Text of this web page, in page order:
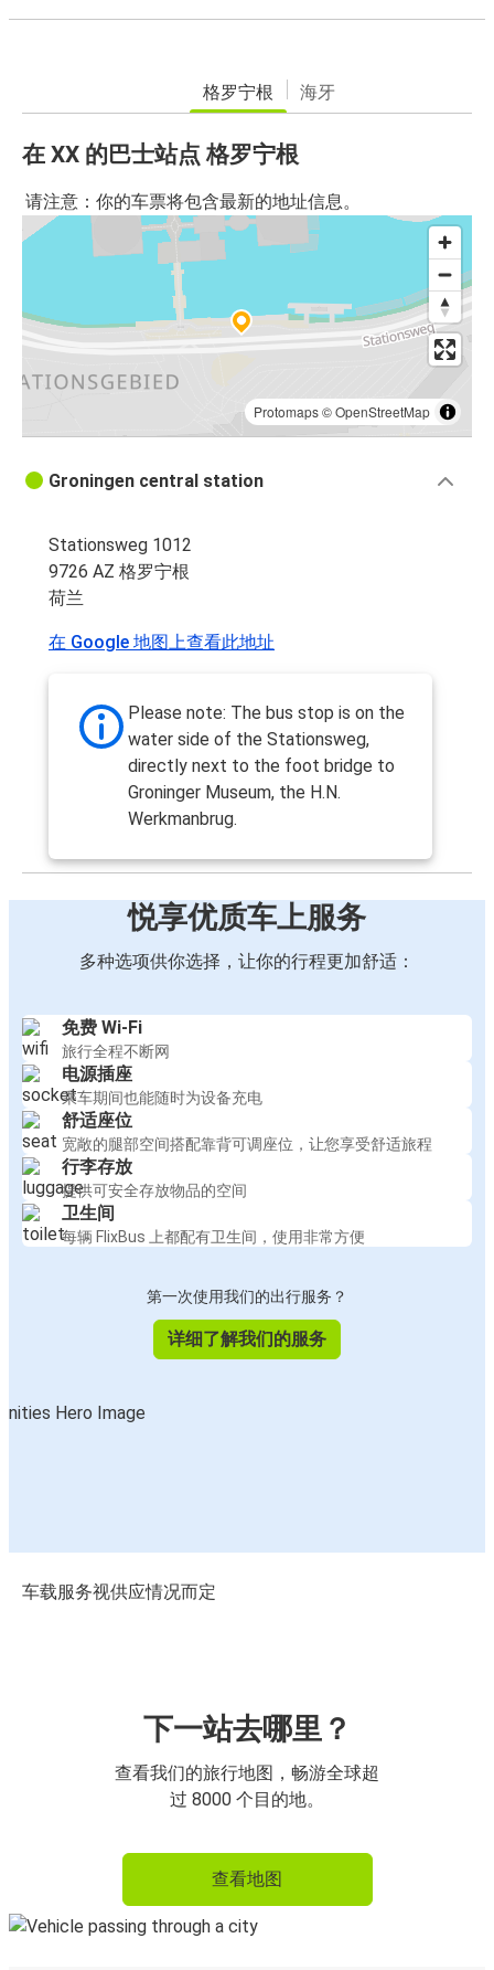
格罗宁根 海牙
在 XX 的巴士站点 格罗宁根
请注意：你的车票将包含最新的地址信息。
Protomaps©OpenStreetMap
Groningen central station
Stationsweg 1012
9726 AZ 格罗宁根
荷兰
在 Google 地图上查看此地址
Please note: The bus stop is on the
water side of the Stationsweg,
directly next to the foot bridge to
Groninger Museum, the H.N.
Werkmanbrug.
悦享优质车上服务
多种选项供你选择，让你的行程更加舒适：
免费 Wi-Fi
旅行全程不断网
电源插座
乘车期间也能随时为设备充电
舒适座位
宽敞的腿部空间搭配靠背可调座位，让您享受舒适旅程
行李存放
提供可安全存放物品的空间
卫生间
每辆 FlixBus 上都配有卫生间，使用非常方便
第一次使用我们的出行服务？
详细了解我们的服务
车载服务视供应情况而定
下一站去哪里？
查看我们的旅行地图，畅游全球超
过 8000 个目的地。
查看地图